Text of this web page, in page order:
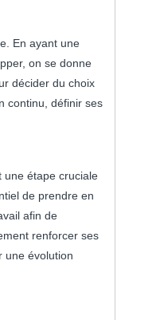
En ayant une
on se donne
décider du choix
continu, définir ses
une étape cruciale
de prendre en
afin de
renforcer ses
une évolution